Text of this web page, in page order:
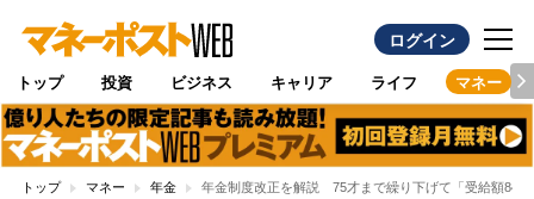
ログイン
トップ 投資 ビジネス キャリア ライフ マネー
トップ マネー 年金 年金制度改正を解説 75才まで繰り下げて「受給額84％